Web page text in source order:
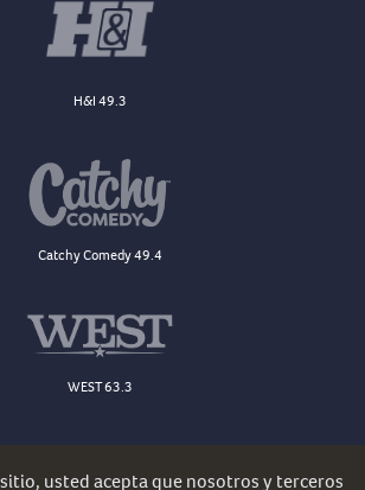
H&I 49.3
Catchy Comedy 49.4
WEST 63.3
usted acepta que nosotros y terceros